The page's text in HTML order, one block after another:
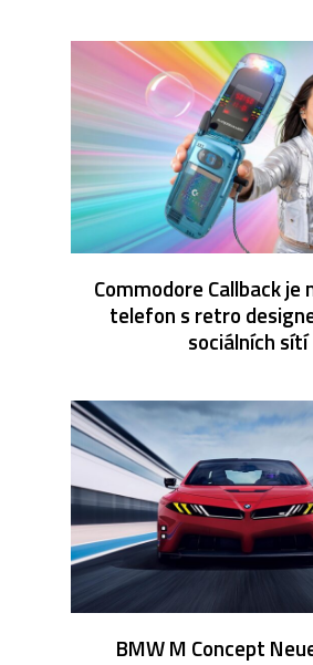
Commodore Callback je
telefon s retro
sociálních sítí
BMW M Concept